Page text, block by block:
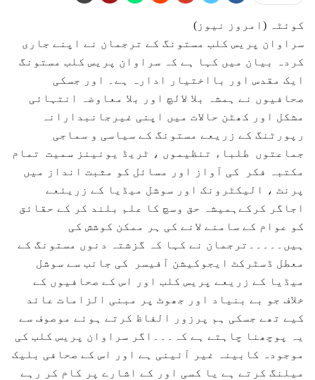
کوئٹہ (امروز نیوز)
سراوان پریس کلب مستونگ کے ترجمان نے اپنے جاری
کردہ بیان میں کہا ہے کہ سراوان پریس کلب مستونگ
ایک مقدس اور بااختیار ادارہ ہے۔ اور جسکی
صحافیوں نے ہمشہ بلا لالچ اور بلا معاوضہ انتہائی
مشکل اور کھٹن حالات میں اپنی غیرجانبدارانہ
رپورٹنگ کے زریعے مستونگ کے سیاسی و سماجی
جماعتوں طلباء تنظیموں ، ٹریڈ یونینز سمیت تمام
مکتبہ فکر کی آواز اور مسائل کو مثبت انداز میں
پرنٹ ، الیکٹرونک اور سوشل میڈیا کے زریئعے
اجاگر کرکےہمیشہ حق وسچ کا علم بلند کر کے حقائق
کو عوام کے سامنے لانے کی ہر ممکن کوشش کی
ہیں۔۔۔۔۔ترجمان نے کہا کہ گزشتہ دنوں مستونگ کے
معطل ڈسٹرکٹ ایجوکیشن آفیسر کی جانب سے سوشل
میڈیا کے زریعے پریس کلب اور اس کے صحافیوں کے
خلاف جو بے بنیاد اور جھوٹ پر مبنی الزامات عائد
کیے تھے جسکی ہم پرزور الفاظ کرتے ہوئے موصوف سے
یہ پوچھنا چاہتے ہے کہ۔۔۔اگر سراوان پریس کلب کی
موجودہ کابینہ غیر آئینی ہے اور اس کے صحافی بلیک
میلنگ کرتے ہے یا کسی اور کے اشارے پر کام کر رہے